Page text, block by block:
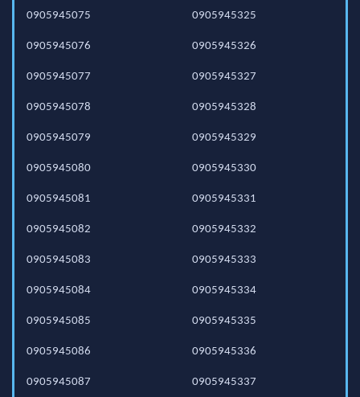
0905945075
0905945076
0905945077
0905945078
0905945079
0905945080
0905945081
0905945082
0905945083
0905945084
0905945085
0905945086
0905945087
0905945325
0905945326
0905945327
0905945328
0905945329
0905945330
0905945331
0905945332
0905945333
0905945334
0905945335
0905945336
0905945337